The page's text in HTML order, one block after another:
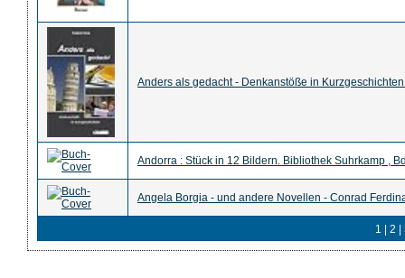
1 2
Anders als gedacht - Denkanstöße in
Andorra : Stück in 12 Bildern. Bibliothek Suhrkamp ,
Angela Borgia - und andere Novellen - Conrad